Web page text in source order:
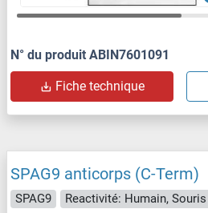
N° du produit ABIN7601091
Fiche technique
SPAG9 anticorps (C-Term)
SPAG9 Reactivité: Humain, Souris